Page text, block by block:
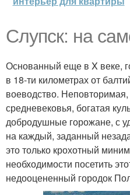
Слупск: на
Основанный еще в X веке,
в 18-ти километрах от
воеводство.
средневековья, богатая
добродушные горожане, с
на каждый, заданный
это только крохотный
необходимости посетить
недооцененный городок